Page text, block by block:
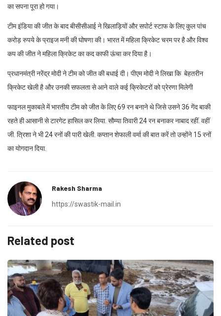
का सपना पूरा हो गया।
टीम इंडिया की जीत के बाद बीसीसीआई ने खिलाड़ियों और सपोर्ट स्टाफ के लिए कुल पांच
करोड़ रुपये के प्राइज मनी की घोषणा की। भारत में महिला क्रिकेट चरम पर है और विश्व
कप की जीत ने महिला क्रिकेट का कद काफी ऊंचा कर दिया है।
प्रधानमंत्री नरेंद्र मोदी ने टीम को जीत की बधाई दी। पीएम मोदी ने लिखा कि बेहतरीन
क्रिकेट खेली है और उनकी सफलता से आने वाले कई क्रिकेटरों को प्रेरणा मिलेगी
फाइनल मुकाबले में भारतीय टीम को जीत के लिए 69 रन बनाने थे जिसे उसने 36 गेंद बाकी
रहते ही आसानी से टारगेट हासिल कर लिया. सौम्या तिवारी 24 रन बनाकर नाबाद रहीं. वहीं
जी. त्रिशा ने भी 24 रनों की पारी खेली. कप्तान शेफाली वर्मा की बात करें तो उन्होंने 15 रनों
का योगदान दिया.
Rakesh Sharma
https://swastik-mail.in
Related post